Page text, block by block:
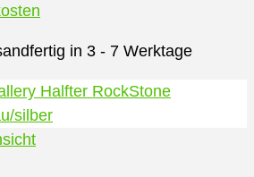
gewählt
werden
in 3 - 7 Werktage